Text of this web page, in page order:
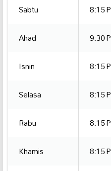
Sabtu
8:15
Ahad
9:30
Isnin
8:15
Selasa
8:15
Rabu
8:15
Khamis
8:15